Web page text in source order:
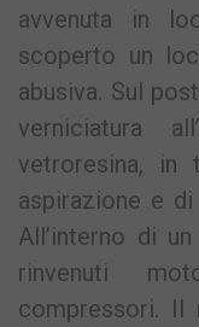
avvenuta in
scoperto un
abusiva. Sul
verniciatura
vetroresina, in
aspirazione e
All’interno di
rinvenuti
compressori. Il